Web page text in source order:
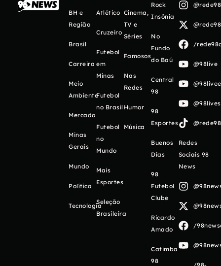
BH e
Região
Brasil
Carreira
Meio
Ambiente
Mercado
Minas
Gerais
Mundo
Política
Tecnologia
Atlético
Cruzeiro
Futebol
em
Minas
Futebol
no Brasil
Futebol
no
Mundo
Mais
Esportes
Seleção
Brasileira
Cinema,
TV e
Séries
Famosos
Nas
Redes
Humor
Música
Rock
Insônia
No
Fundo
do Baú
Central
98
98
Esportes
Buenos
Días
98
Futebol
Clube
Ricardo
Amado
Catimba
98
/
@98live
Redes
Sociais 98
News
/